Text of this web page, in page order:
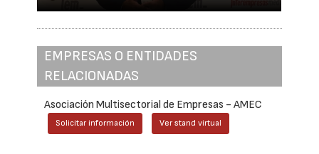
EMPRESAS O ENTIDADES
RELACIONADAS
Asociación Multisectorial de Empresas - AMEC
Solicitar información Ver stand virtual